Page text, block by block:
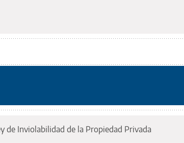
de Inviolabilidad de la Propiedad Privada